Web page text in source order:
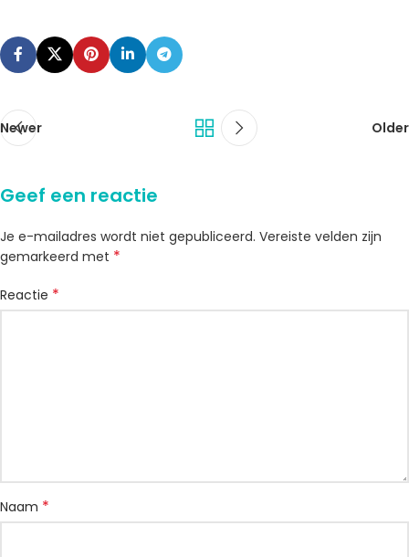
Newer Older
Geef een reactie
Je e-mailadres wordt niet gepubliceerd. Vereiste velden zijn
gemarkeerd met *
Reactie *
Naam *